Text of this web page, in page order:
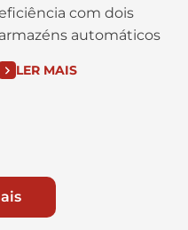
com dois
armazéns automáticos
LER MAIS